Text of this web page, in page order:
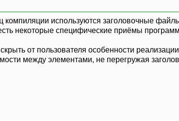
компиляции используются заголовочные
некоторые специфические приёмы
от пользователя особенности реализации
между элементами, не перегружая